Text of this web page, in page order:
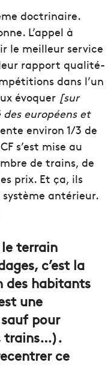
doctrinaire.
L’appel à
le meilleur service
rapport qualité-
dans l’un
évoquer [sur
européens et
environ 1/3 de
s’est mise au
de trains, de
prix. Et ça, ils
antérieur.
terrain
c’est la
des habitants
une
pour
trains…).
ce